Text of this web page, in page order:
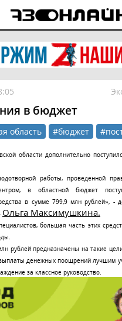
в бюджет
область #бюджет
области дополнительно
работы, проведенной
в областной бюджет
в сумме 799,9 млн рублей», -
Ольга Максимушкина.
большая часть этих
рублей предназначены на такие
денежных поощрений лучшим
за классное руководство.